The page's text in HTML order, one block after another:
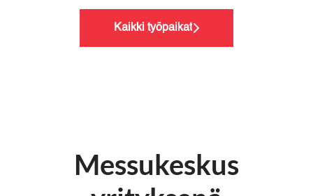
Kaikki työpaikat
Messukeskus